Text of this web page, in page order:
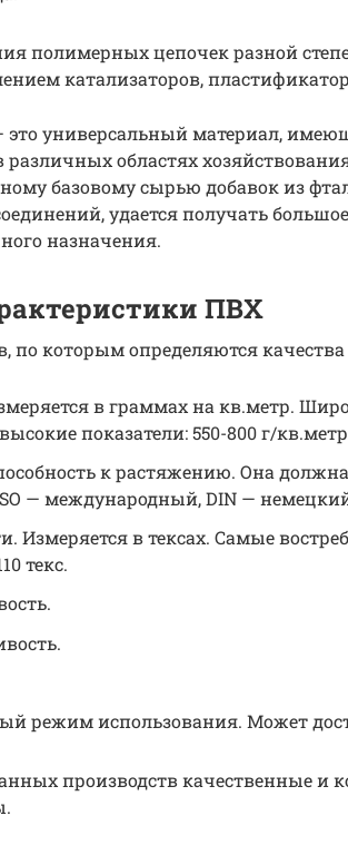
полимерных цепочек разной
катализаторов,
универсальный материал,
областях
базовому сырью добавок из
удается получать
назначения.
ПВХ
по которым определяются
в граммах на кв.метр.
показатели: 550-800 г/
к растяжению. Она должна
— международный, DIN —
Измеряется в тексах. Самые
текс.
режим использования. Может
производств качественные и